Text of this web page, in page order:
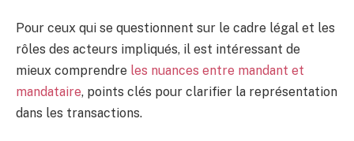
Pour ceux qui se questionnent sur le cadre légal et les
rôles des acteurs impliqués, il est intéressant de
mieux comprendre les nuances entre mandant et
mandataire, points clés pour clarifier la représentation
dans les transactions.